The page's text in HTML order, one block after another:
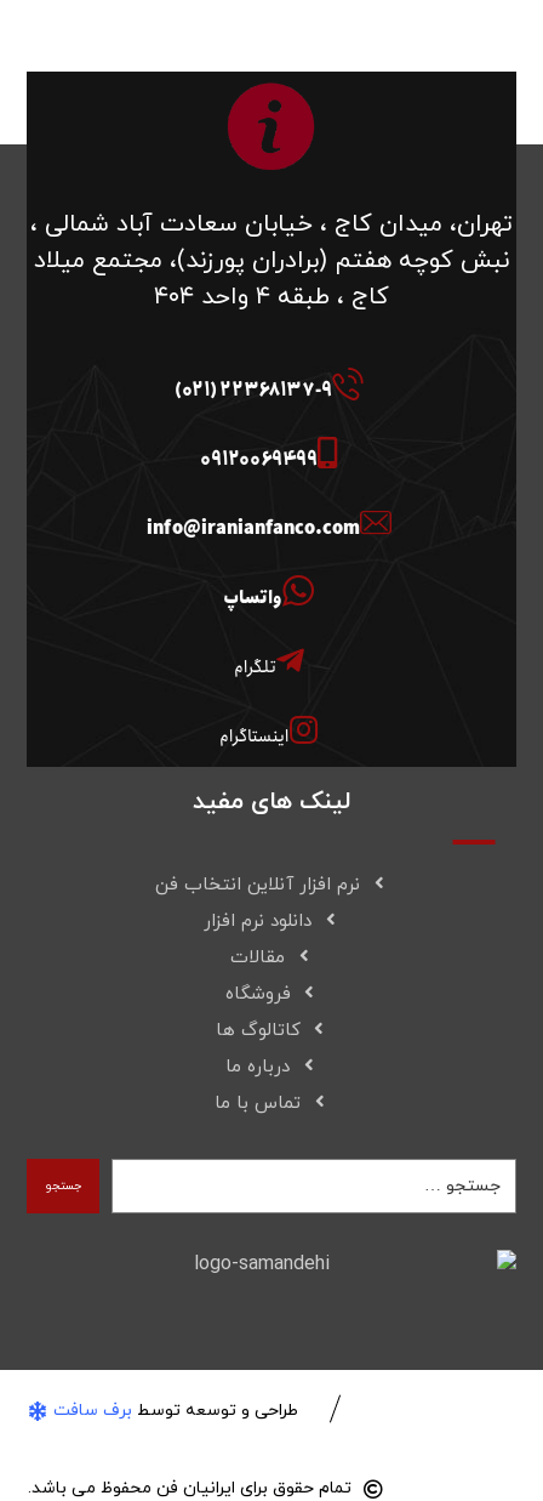
تهران، میدان کاج ، خیابان سعادت آباد شمالی ،
نبش کوچه هفتم (برادران پورزند)، مجتمع میلاد
کاج ، طبقه ۴ واحد ۴۰۴
22368137-9 (021)
09120069499
info@iranianfanco.com
واتساپ
تلگرام
اینستاگرام
لینک های مفید
نرم افزار آنلاین انتخاب فن
دانلود نرم افزار
مقالات
فروشگاه
کاتالوگ ها
درباره ما
تماس با ما
جستجو
طراحی و توسعه توسط برف سافت
تمام حقوق برای ایرانیان فن محفوظ می باشد.